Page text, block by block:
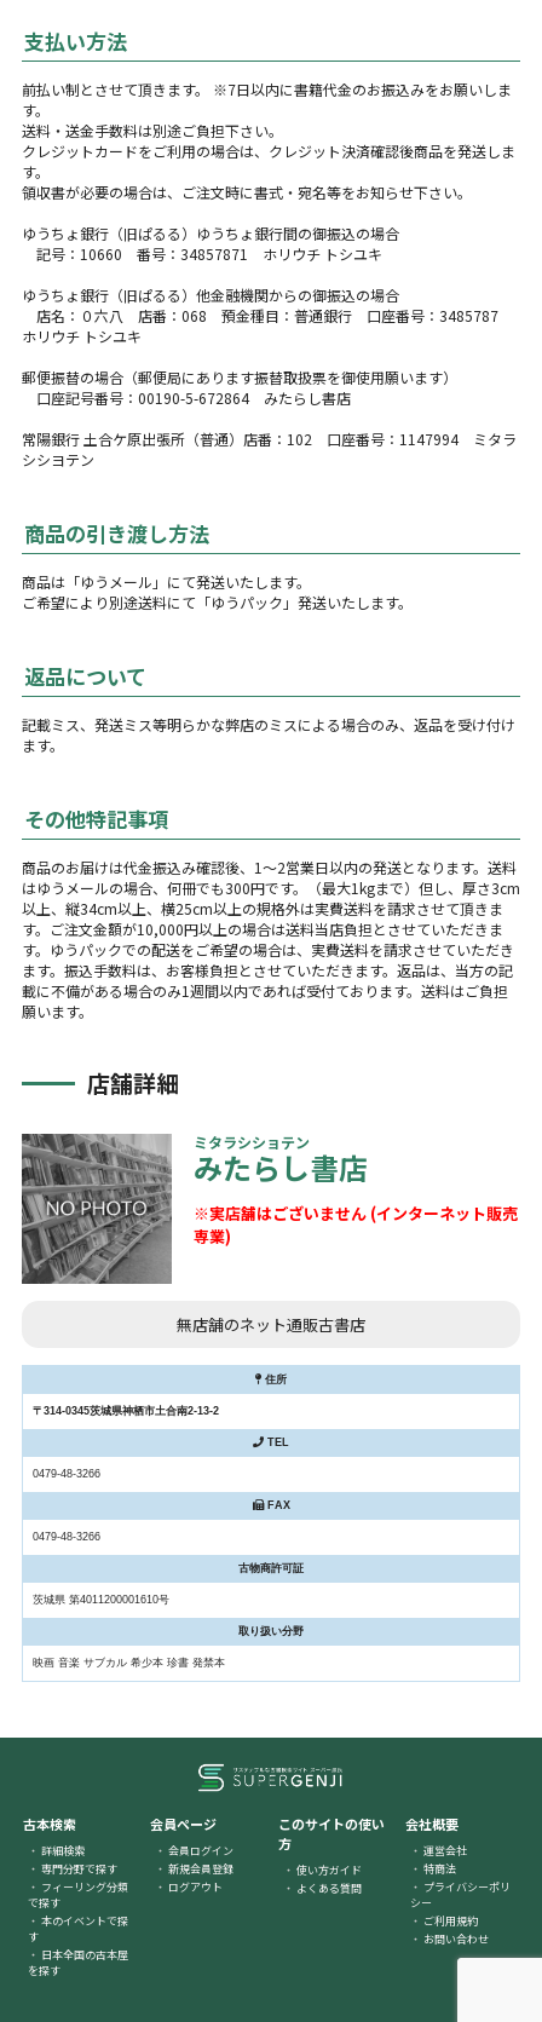
支払い方法
前払い制とさせて頂きます。 ※7日以内に書籍代金のお振込みをお願いしま
す。
送料・送金手数料は別途ご負担下さい。
クレジットカードをご利用の場合は、クレジット決済確認後商品を発送しま
す。
領収書が必要の場合は、ご注文時に書式・宛名等をお知らせ下さい。
ゆうちょ銀行（旧ぱるる）ゆうちょ銀行間の御振込の場合
記号：10660 番号：34857871 ホリウチ トシユキ
ゆうちょ銀行（旧ぱるる）他金融機関からの御振込の場合
店名：０六八 店番：068 預金種目：普通銀行 口座番号：3485787
ホリウチ トシユキ
郵便振替の場合（郵便局にあります振替取扱票を御使用願います）
口座記号番号：00190-5-672864 みたらし書店
常陽銀行 土合ケ原出張所（普通）店番：102 口座番号：1147994 ミタラ
シシヨテン
商品の引き渡し方法
商品は「ゆうメール」にて発送いたします。
ご希望により別途送料にて「ゆうパック」発送いたします。
返品について
記載ミス、発送ミス等明らかな弊店のミスによる場合のみ、返品を受け付け
ます。
その他特記事項
商品のお届けは代金振込み確認後、1〜2営業日以内の発送となります。送料
はゆうメールの場合、何冊でも300円です。（最大1kgまで）但し、厚さ3cm
以上、縦34cm以上、横25cm以上の規格外は実費送料を請求させて頂きま
す。ご注文金額が10,000円以上の場合は送料当店負担とさせていただきま
す。ゆうパックでの配送をご希望の場合は、実費送料を請求させていただき
ます。振込手数料は、お客様負担とさせていただきます。返品は、当方の記
載に不備がある場合のみ1週間以内であれば受付ております。送料はご負担
願います。
店舗詳細
ミタラシショテン
みたらし書店
※実店舗はございません (インターネット販売
専業)
無店舗のネット通販古書店
住所
〒314-0345茨城県神栖市土合南2-13-2
TEL
0479-48-3266
FAX
0479-48-3266
古物商許可証
茨城県 第4011200001610号
取り扱い分野
映画 音楽 サブカル 希少本 珍書 発禁本
古本検索
詳細検索
専門分野で探す
フィーリング分類
で探す
本のイベントで探
す
日本全国の古本屋
を探す
会員ページ
会員ログイン
新規会員登録
ログアウト
このサイトの使い
方
使い方ガイド
よくある質問
会社概要
運営会社
特商法
プライバシーポリ
シー
ご利用規約
お問い合わせ